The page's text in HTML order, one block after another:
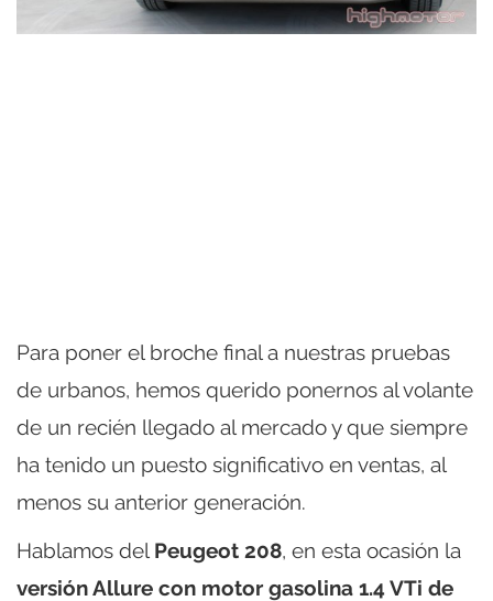
Para poner el broche final a nuestras pruebas
de urbanos, hemos querido ponernos al volante
de un recién llegado al mercado y que siempre
ha tenido un puesto significativo en ventas, al
menos su anterior generación.
Hablamos del Peugeot 208, en esta ocasión la
versión Allure con motor gasolina 1.4 VTi de